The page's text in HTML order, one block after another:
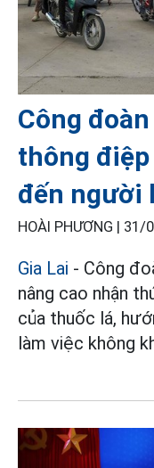
Công
thông
đến người
HOÀI PHƯƠNG | 31/
Gia Lai - Công
nâng cao nhận
của thuốc lá,
làm việc không